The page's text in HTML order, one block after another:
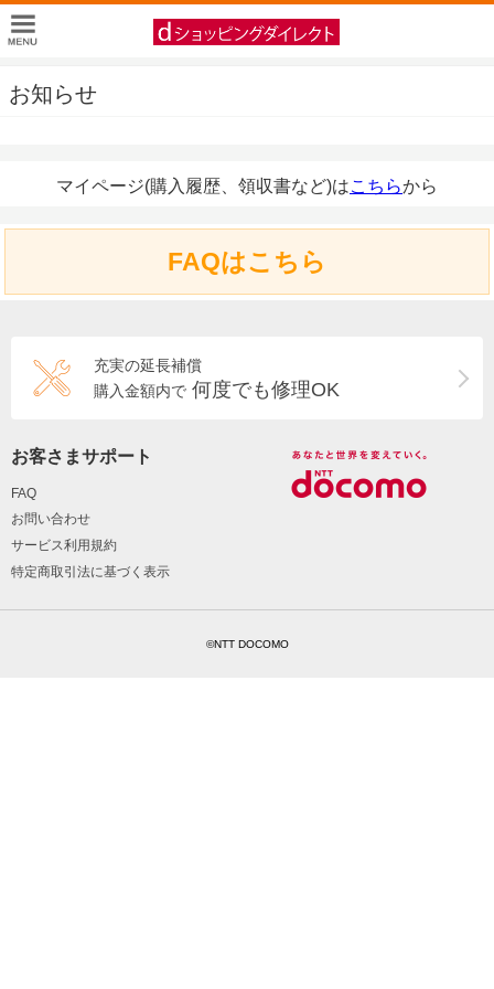
お知らせ
マイページ(購入履歴、領収書など)はこちらから
FAQはこちら
充実の延長補償
購入金額内で 何度でも修理OK
お客さまサポート
FAQ
お問い合わせ
サービス利用規約
特定商取引法に基づく表示
©NTT DOCOMO